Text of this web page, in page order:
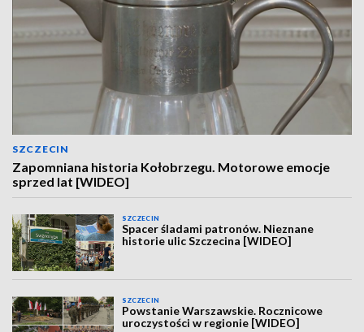
SZCZECIN
Zapomniana historia Kołobrzegu. Motorowe emocje
sprzed lat [WIDEO]
SZCZECIN
Spacer śladami patronów. Nieznane
historie ulic Szczecina [WIDEO]
SZCZECIN
Powstanie Warszawskie. Rocznicowe
uroczystości w regionie [WIDEO]